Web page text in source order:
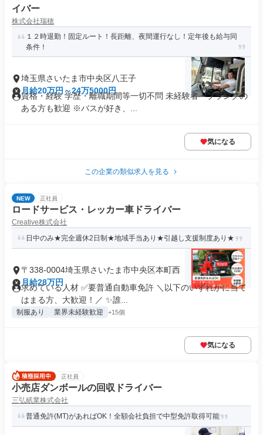
イバー
株式会社瑞穂
１２時退勤！固定ルート！長距離、夜間運行なし！定年後も給与同
条件！
埼玉県さいたま市中央区八王子
月給20万円～24万5000円
資格・経験 学歴・離職期間等一切不問 未経験者・ブランクの
ある方も歓迎 ※バスが好き、...
気になる
この企業の類似求人を見る
NEW 正社員
ロードサービス・レッカー車ドライバー
Creative株式会社
日中のみ★完全週休2日制★地域手当あり★引越し支援制度あり★
〒338-0004埼玉県さいたま市中央区本町西
月給28万円
求めている人材 ✅要普通自動車免許 ＼以下のいずれかに当て
はまる方、大歓迎！／ ✨誰...
制服あり 業界未経験歓迎 +15個
気になる
正社員
小売店ダンボールの回収ドライバー
三弘紙業株式会社
普通免許(MT)があればOK！全額会社負担で中型免許取得可能